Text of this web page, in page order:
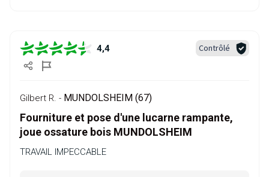
4,4 Contrôlé
Gilbert R. - MUNDOLSHEIM (67)
Fourniture et pose d'une lucarne rampante,
joue ossature bois MUNDOLSHEIM
TRAVAIL IMPECCABLE